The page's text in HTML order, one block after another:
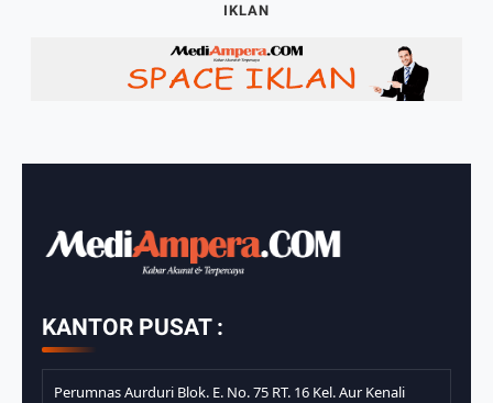
IKLAN
KANTOR PUSAT :
Perumnas Aurduri Blok. E. No. 75 RT. 16 Kel. Aur Kenali